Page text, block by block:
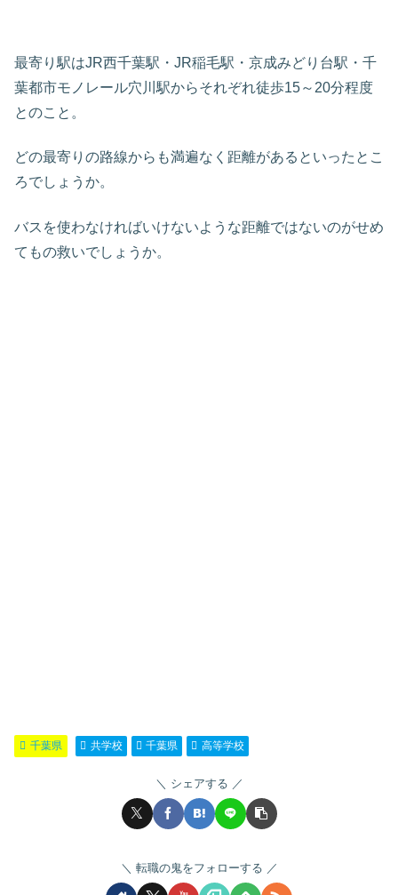
最寄り駅はJR西千葉駅・JR稲毛駅・京成みどり台駅・千
葉都市モノレール穴川駅からそれぞれ徒歩15～20分程度
とのこと。
どの最寄りの路線からも満遍なく距離があるといったとこ
ろでしょうか。
バスを使わなければいけないような距離ではないのがせめ
てもの救いでしょうか。
千葉県 共学校 千葉県 高等学校
シェアする
転職の鬼をフォローする